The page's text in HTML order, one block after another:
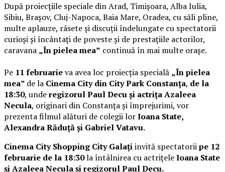
După proiecțiile speciale din Arad, Timișoara, Alba Iulia,
Sibiu, Brașov, Cluj-Napoca, Baia Mare, Oradea, cu săli pline,
multe aplauze, râsete și discuții îndelungate cu spectatorii
curioși și încântați de poveste și de prestațiile actorilor,
caravana „În pielea mea” continuă în mai multe orașe.
Pe 11 februarieva avea loc proiecția specială „În pielea
mea” de la Cinema City din City Park Constanța, de la
18:30, underegizorul Paul Decu și actrița Azaleea
Necula, originari din Constanța și împrejurimi, vor
prezenta filmul alături de colegii lorIoana State,
Alexandra Răduță și Gabriel Vatavu.
Cinema City Shopping City Galațiinvită spectatoriipe 12
februarie de la 18:30la întâlnirea cu actrițeleIoana State
și Azaleea Necula și regizorul Paul Decu.